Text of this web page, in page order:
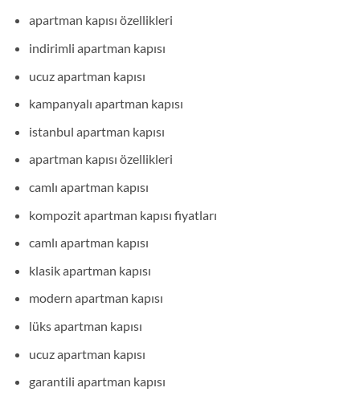
apartman kapısı özellikleri
indirimli apartman kapısı
ucuz apartman kapısı
kampanyalı apartman kapısı
istanbul apartman kapısı
apartman kapısı özellikleri
camlı apartman kapısı
kompozit apartman kapısı fiyatları
camlı apartman kapısı
klasik apartman kapısı
modern apartman kapısı
lüks apartman kapısı
ucuz apartman kapısı
garantili apartman kapısı